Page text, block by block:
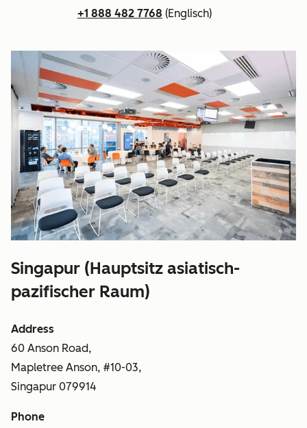
+1 888 482 7768 (Englisch)
Singapur (Hauptsitz asiatisch-
pazifischer Raum)
Address
60 Anson Road,
Mapletree Anson, #10-03,
Singapur 079914
Phone